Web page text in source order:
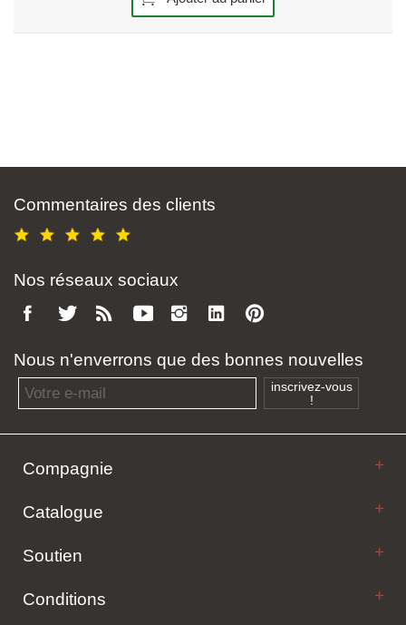
Commentaires des clients
Nos réseaux sociaux
Nous n'enverrons que des bonnes nouvelles
Email address
inscrivez-vous
!
Compagnie
Catalogue
Soutien
Conditions